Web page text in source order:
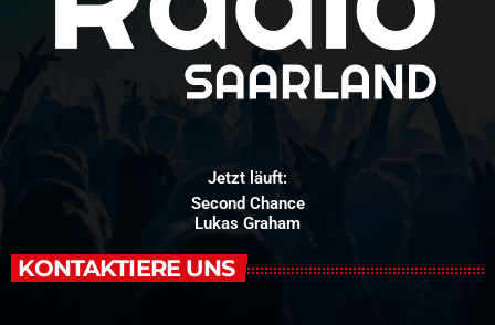
Jetzt läuft:
Second Chance
Lukas Graham
KONTAKTIERE UNS